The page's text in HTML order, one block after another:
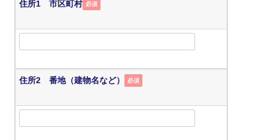
住所1 市区町村 必須
住所2 番地（建物名など） 必須